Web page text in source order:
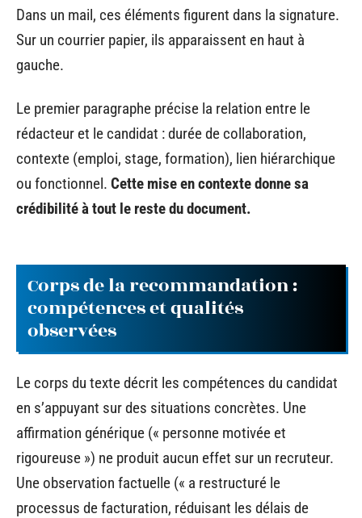
Dans un mail, ces éléments figurent dans la signature.
Sur un courrier papier, ils apparaissent en haut à
gauche.
Le premier paragraphe précise la relation entre le
rédacteur et le candidat : durée de collaboration,
contexte (emploi, stage, formation), lien hiérarchique
ou fonctionnel. Cette mise en contexte donne sa
crédibilité à tout le reste du document.
Corps de la recommandation :
compétences et qualités
observées
Le corps du texte décrit les compétences du candidat
en s’appuyant sur des situations concrètes. Une
affirmation générique (« personne motivée et
rigoureuse ») ne produit aucun effet sur un recruteur.
Une observation factuelle (« a restructuré le
processus de facturation, réduisant les délais de